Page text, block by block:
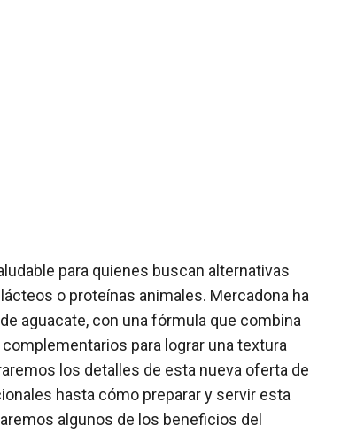
para quienes buscan alternativas
o proteínas animales. Mercadona ha
aguacate, con una fórmula que combina
para lograr una textura
los detalles de esta nueva oferta de
hasta cómo preparar y servir esta
algunos de los beneficios del